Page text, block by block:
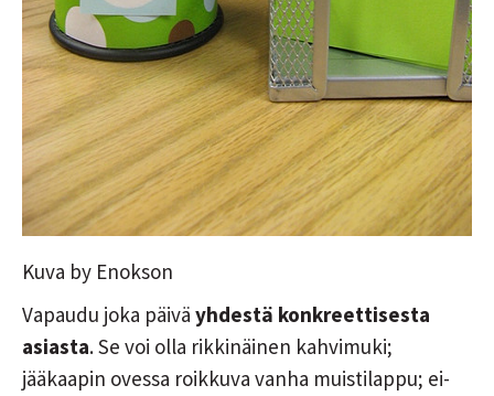
Kuva by Enokson
Vapaudu joka päivä yhdestä konkreettisesta
asiasta. Se voi olla rikkinäinen kahvimuki;
jääkaapin ovessa roikkuva vanha muistilappu; ei-